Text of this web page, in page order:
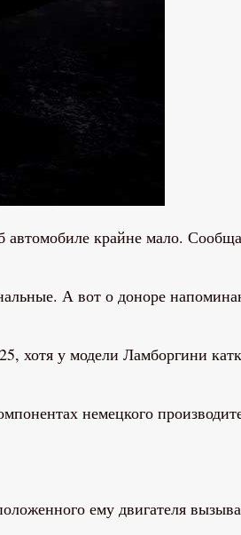
крайне мало.
А вот о доноре
хотя у модели Ламборгини
немецкого
ему двигателя